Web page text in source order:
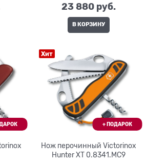
23 880 руб.
В КОРЗИНУ
Хит
Нож перочинный Victorinox
Hunter XT 0.8341.MC9